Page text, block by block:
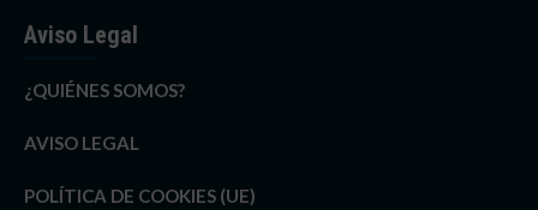
Aviso Legal
¿QUIÉNES SOMOS?
AVISO LEGAL
POLÍTICA DE COOKIES (UE)